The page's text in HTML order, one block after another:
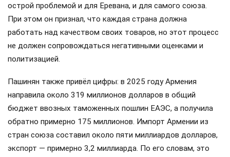
острой проблемой и для Еревана, и для самого союза.
При этом он признал, что каждая страна должна
работать над качеством своих товаров, но этот процесс
не должен сопровождаться негативными оценками и
политизацией.
Пашинян также привёл цифры: в 2025 году Армения
направила около 319 миллионов долларов в общий
бюджет ввозных таможенных пошлин ЕАЭС, а получила
обратно примерно 175 миллионов. Импорт Армении из
стран союза составил около пяти миллиардов долларов,
экспорт — примерно 3,2 миллиарда. По его словам, это